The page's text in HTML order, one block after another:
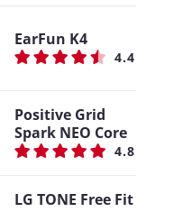
EarFun K4
4.4
Positive Grid
Spark NEO Core
4.8
LG TONE Free Fit